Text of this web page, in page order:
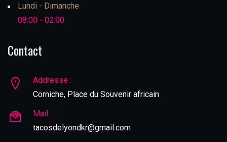
Lundi - Dimanche
08:00 - 02:00
Contact
Addresse :
Corniche, Place du Souvenir africain
Mail :
tacosdelyondkr@gmail.com